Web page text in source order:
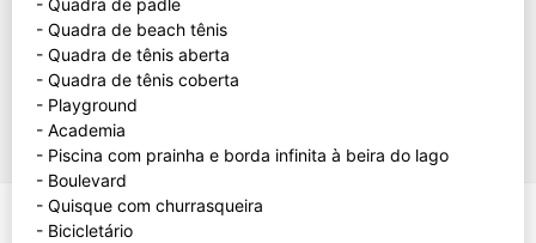
- Quadra de padle
- Quadra de beach tênis
- Quadra de tênis aberta
- Quadra de tênis coberta
- Playground
- Academia
- Piscina com prainha e borda infinita à beira do lago
- Boulevard
- Quisque com churrasqueira
- Bicicletário